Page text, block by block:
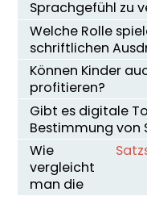
Sprachgefühl zu
Welche Rolle
schriftlichen
Können Kinder
profitieren?
Gibt es digitale
Bestimmung von
Wie
vergleicht
man die